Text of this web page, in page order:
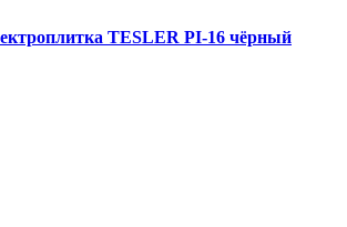
TESLER PI-16 чёрный